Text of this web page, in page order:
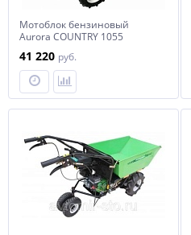
Мотоблок бензиновый
Aurora COUNTRY 1055
41 220 руб.